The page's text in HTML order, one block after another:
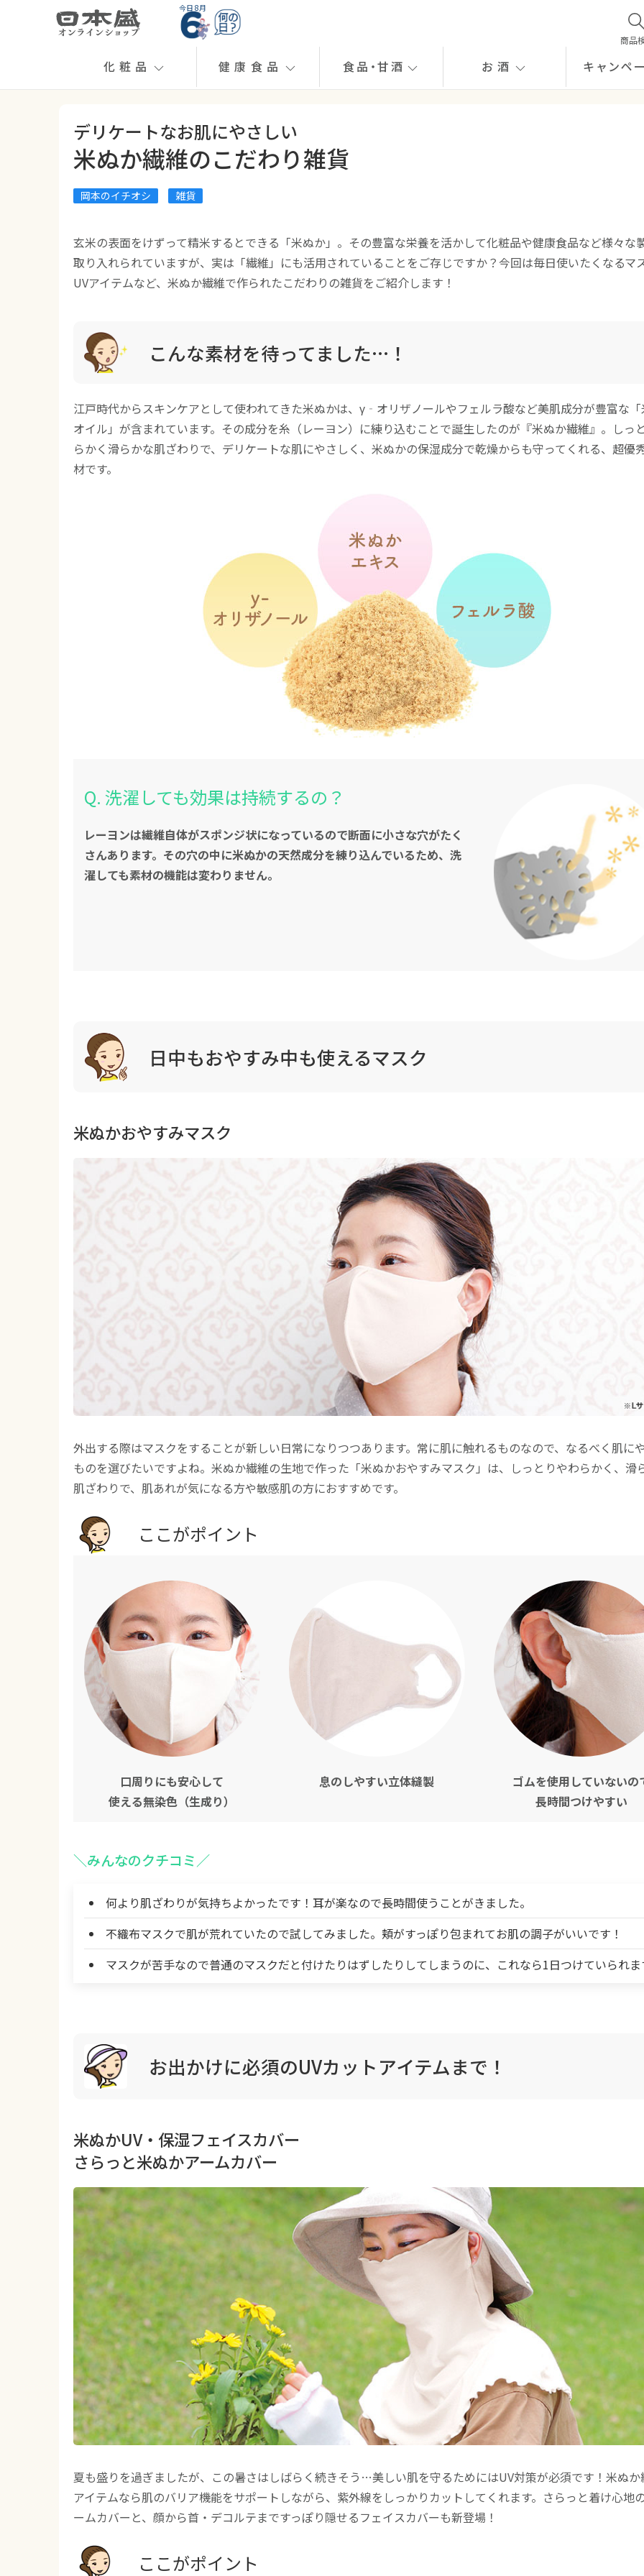
今日 8月
商品
化粧品 健康食品 食品・甘酒 お酒 キャンペ
デリケートなお肌にやさしい
米ぬか繊維のこだわり雑貨
岡本のイチオシ 雑貨
玄米の表面をけずって精米するとできる「米ぬか」。その豊富な栄養を活かして化粧品や健康食品など様々な
取り入れられていますが、実は「繊維」にも活用されていることをご存じですか？今回は毎日使いたくなるマ
UVアイテムなど、米ぬか繊維で作られたこだわりの雑貨をご紹介します！
こんな素材を待ってました…！
江戸時代からスキンケアとして使われてきた米ぬかは、γ‐オリザノールやフェルラ酸など美肌成分が豊富な
オイル」が含まれています。その成分を糸（レーヨン）に練り込むことで誕生したのが『米ぬか繊維』。しっ
らかく滑らかな肌ざわりで、デリケートな肌にやさしく、米ぬかの保湿成分で乾燥からも守ってくれる、超優
材です。
Q. 洗濯しても効果は持続するの？
レーヨンは繊維自体がスポンジ状になっているので断面に小さな穴がたく
さんあります。その穴の中に米ぬかの天然成分を練り込んでいるため、洗
濯しても素材の機能は変わりません。
日中もおやすみ中も使えるマスク
米ぬかおやすみマスク
外出する際はマスクをすることが新しい日常になりつつあります。常に肌に触れるものなので、なるべく肌に
ものを選びたいですよね。米ぬか繊維の生地で作った「米ぬかおやすみマスク」は、しっとりやわらかく、滑
肌ざわりで、肌あれが気になる方や敏感肌の方におすすめです。
ここがポイント
口周りにも安心して
使える無染色（生成り）
息のしやすい立体縫製
ゴムを使用していないの
長時間つけやすい
＼みんなのクチコミ／
何より肌ざわりが気持ちよかったです！耳が楽なので長時間使うことがきました。
不織布マスクで肌が荒れていたので試してみました。頬がすっぽり包まれてお肌の調子がいいです！
マスクが苦手なので普通のマスクだと付けたりはずしたりしてしまうのに、これなら1日つけていられま
お出かけに必須のUVカットアイテムまで！
米ぬかUV・保湿フェイスカバー
さらっと米ぬかアームカバー
夏も盛りを過ぎましたが、この暑さはしばらく続きそう…美しい肌を守るためにはUV対策が必須です！米ぬか
アイテムなら肌のバリア機能をサポートしながら、紫外線をしっかりカットしてくれます。さらっと着け心地
ームカバーと、顔から首・デコルテまですっぽり隠せるフェイスカバーも新登場！
ここがポイント